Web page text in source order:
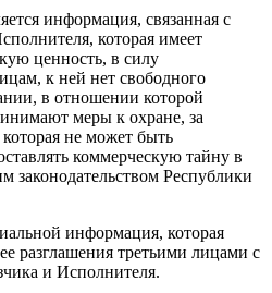
информация, связанная с
которая имеет
ценность, в силу
к ней нет свободного
в отношении которой
меры к охране, за
не может быть
коммерческую тайну в
законодательством Республики
информация, которая
ее разглашения третьими лицами с
и Исполнителя.